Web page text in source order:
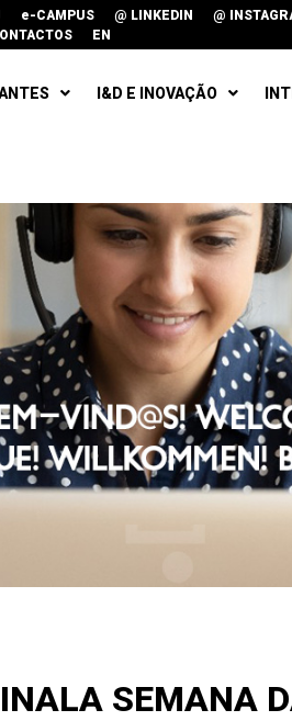
e-CAMPUS @ LINKEDIN @
EN
I&D E INOVAÇÃO
SEMANA